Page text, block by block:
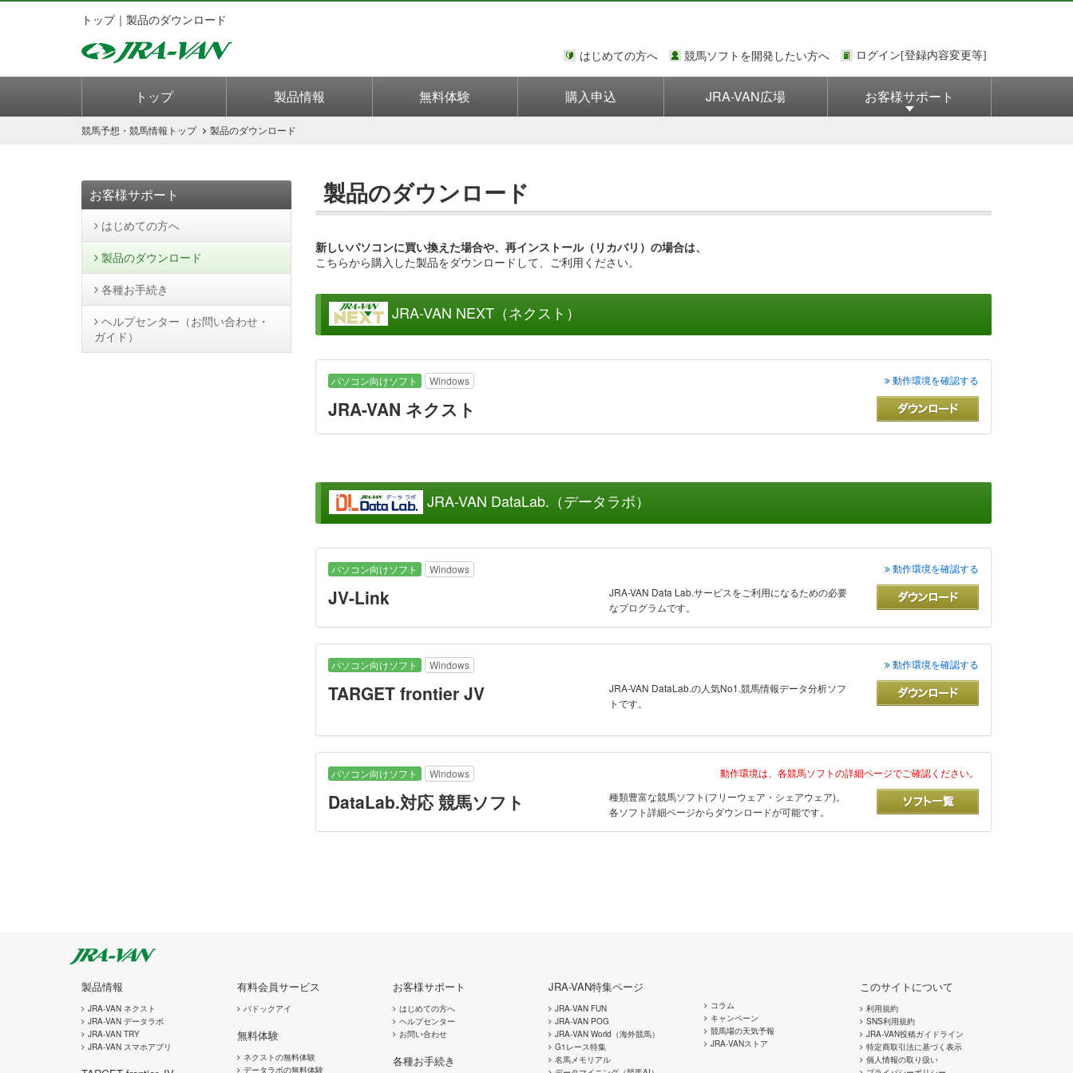
トップ｜製品のダウンロード
はじめての方へ 競馬ソフトを開発したい方へ
トップ 製品情報 無料体験 購入申込 JRA-VAN広場 お客様サポート
競馬予想・競馬情報 トップ 製品のダウンロード
お客様サポート
はじめての方へ
製品のダウンロード
各種お手続き
ヘルプセンター（お問い合わせ・
ガイド）
製品のダウンロード
新しいパソコンに買い換えた場合や、再インストール（リカバリ）の場合は、
こちらから購入した製品をダウンロードして、ご利用ください。
JRA-VAN NEXT（ネクスト）
パソコン向けソフト Windows
JRA-VAN ネクスト
動作環境を確認する
JRA-VAN DataLab.（データラボ）
パソコン向けソフト Windows
JV-Link
動作環境を確認する
JRA-VAN Data Lab.サービスをご利用になるための必要
なプログラムです。
パソコン向けソフト Windows
TARGET frontier JV
動作環境を確認する
JRA-VAN DataLab.の人気No1.競馬情報データ分析ソフ
トです。
パソコン向けソフト Windows
DataLab.対応 競馬ソフト
動作環境は、 各競馬ソフトの詳細ページでご確認ください。
種類豊富な競馬ソフト(フリーウェア・シェアウェア)。
各ソフト詳細ページからダウンロードが可能です。
製品情報
JRA-VAN ネクスト
JRA-VAN データラボ
JRA-VAN TRY
JRA-VAN スマホアプリ
有料会員サービス
パドックアイ
無料体験
ネクストの無料体験
データラボの無料体験
お客様サポート
はじめての方へ
ヘルプセンター
お問い合わせ
各種お手続き
JRA-VAN特集ページ
JRA-VAN FUN
JRA-VAN POG
JRA-VAN World（海外競馬）
G1レース特集
名馬メモリアル
コラム
キャンペーン
競馬場の天気予報
JRA-VANストア
このサイトについて
利用規約
SNS利用規約
JRA-VAN投稿ガイドライン
特定商取引法に基づく表示
個人情報の取り扱い